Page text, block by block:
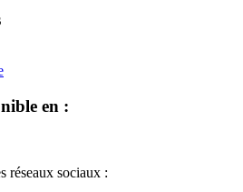
en :
réseaux sociaux :